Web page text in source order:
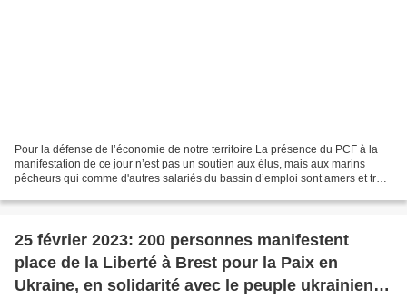
Pour la défense de l’économie de notre territoire La présence du PCF à la
manifestation de ce jour n’est pas un soutien aux élus, mais aux marins
pêcheurs qui comme d'autres salariés du bassin d’emploi sont amers et très
25 février 2023: 200 personnes manifestent
place de la Liberté à Brest pour la Paix en
Ukraine, en solidarité avec le peuple ukrainien